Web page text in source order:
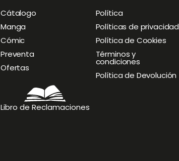
Cátalogo
u
Manga
Cómic
Preventa
Ofertas
Política
p
n
M
e
n
Políticas de privacidad
Política de Cookies
Términos y
condiciones
Política de Devolución
Libro de Reclamaciones